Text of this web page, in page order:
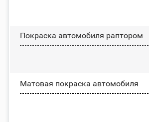
Покраска автомобиля раптором
Матовая покраска автомобиля